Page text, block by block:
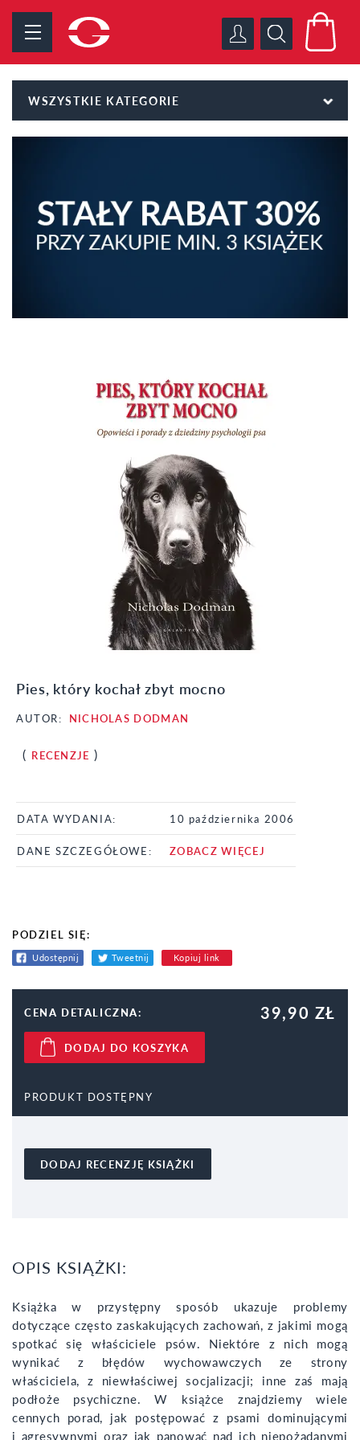
WSZYSTKIE KATEGORIE
Pies, który kochał zbyt mocno
AUTOR: NICHOLAS DODMAN
( RECENZJE )
DATA WYDANIA: 10 października 2006
DANE SZCZEGÓŁOWE: ZOBACZ WIĘCEJ
PODZIEL SIĘ:
Udostępnij Tweetnij Kopiuj link
CENA DETALICZNA: 39,90 ZŁ
DODAJ DO KOSZYKA
PRODUKT DOSTĘPNY
DODAJ RECENZJĘ KSIĄŻKI
OPIS KSIĄŻKI:
Książka w przystępny sposób ukazuje problemy
dotyczące często zaskakujących zachowań, z jakimi mogą
spotkać się właściciele psów. Niektóre z nich mogą
wynikać z błędów wychowawczych ze strony
właściciela, z niewłaściwej socjalizacji; inne zaś mają
podłoże psychiczne. W książce znajdziemy wiele
cennych porad, jak postępować z psami dominującymi
i agresywnymi oraz jak panować nad ich niepożądanymi